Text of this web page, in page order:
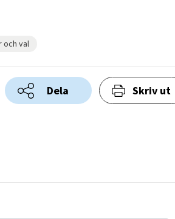
och val
Dela Skriv ut